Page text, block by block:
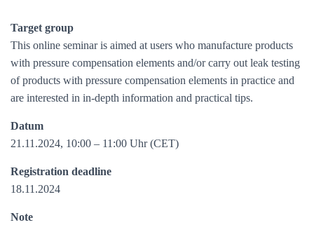
Target group
This online seminar is aimed at users who manufacture products
with pressure compensation elements and/or carry out leak testing
of products with pressure compensation elements in practice and
are interested in in-depth information and practical tips.
Datum
21.11.2024, 10:00 – 11:00 Uhr (CET)
Registration deadline
18.11.2024
Note